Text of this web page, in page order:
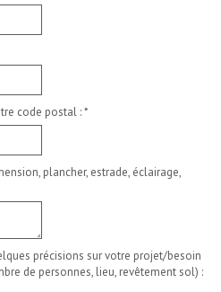
code postal :*
plancher, estrade, éclairage,
précisions sur votre projet/besoin
de personnes, lieu, revêtement sol) :